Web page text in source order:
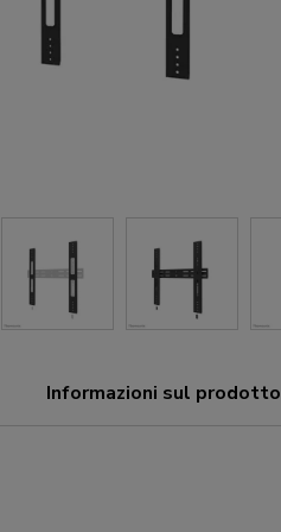
Informazioni sul prodotto